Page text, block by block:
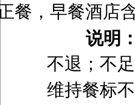
餐，早餐酒店
说明：
不退；不
维持餐标